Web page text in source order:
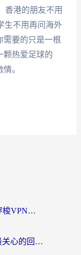
香港的朋友不用
生不用再问海外
需要的只是一根
颗热爱足球的
。
海外党必看：ChickCN和极速穿梭VPN好用吗？3招教你选对回国加速器无缝刷国内资源
斧牛和light哪个好？海外华人最关心的回国加速器选择难题，一篇讲透